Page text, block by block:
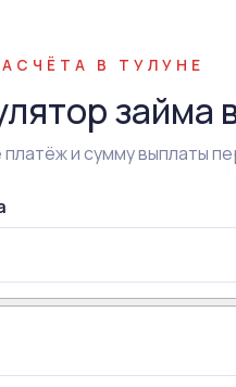
В ТУЛУНЕ
займа
платёж и сумму выплаты